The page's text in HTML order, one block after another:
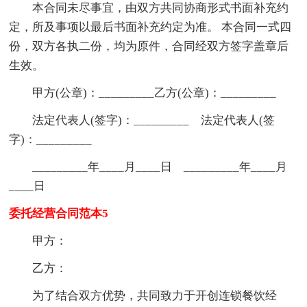
本合同未尽事宜，由双方共同协商形式书面补充约
定，所及事项以最后书面补充约定为准。 本合同一式四
份，双方各执二份，均为原件，合同经双方签字盖章后
生效。
甲方(公章)：_________乙方(公章)：_________
法定代表人(签字)：_________ 法定代表人(签
字)：_________
_________年____月____日 _________年____月
____日
委托经营合同范本5
甲方：
乙方：
为了结合双方优势，共同致力于开创连锁餐饮经